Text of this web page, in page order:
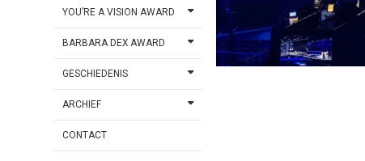
YOU’RE A VISION AWARD
BARBARA DEX AWARD
GESCHIEDENIS
ARCHIEF
CONTACT